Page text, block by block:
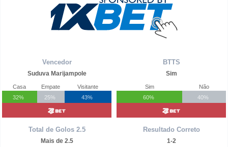
Vencedor
Suduva Marijampole
Casa
32%
Empate
25%
Visitante
43%
Total de Golos 2.5
Mais de 2.5
BTTS
Sim
Sim
60%
Não
40%
Resultado Correto
1-2